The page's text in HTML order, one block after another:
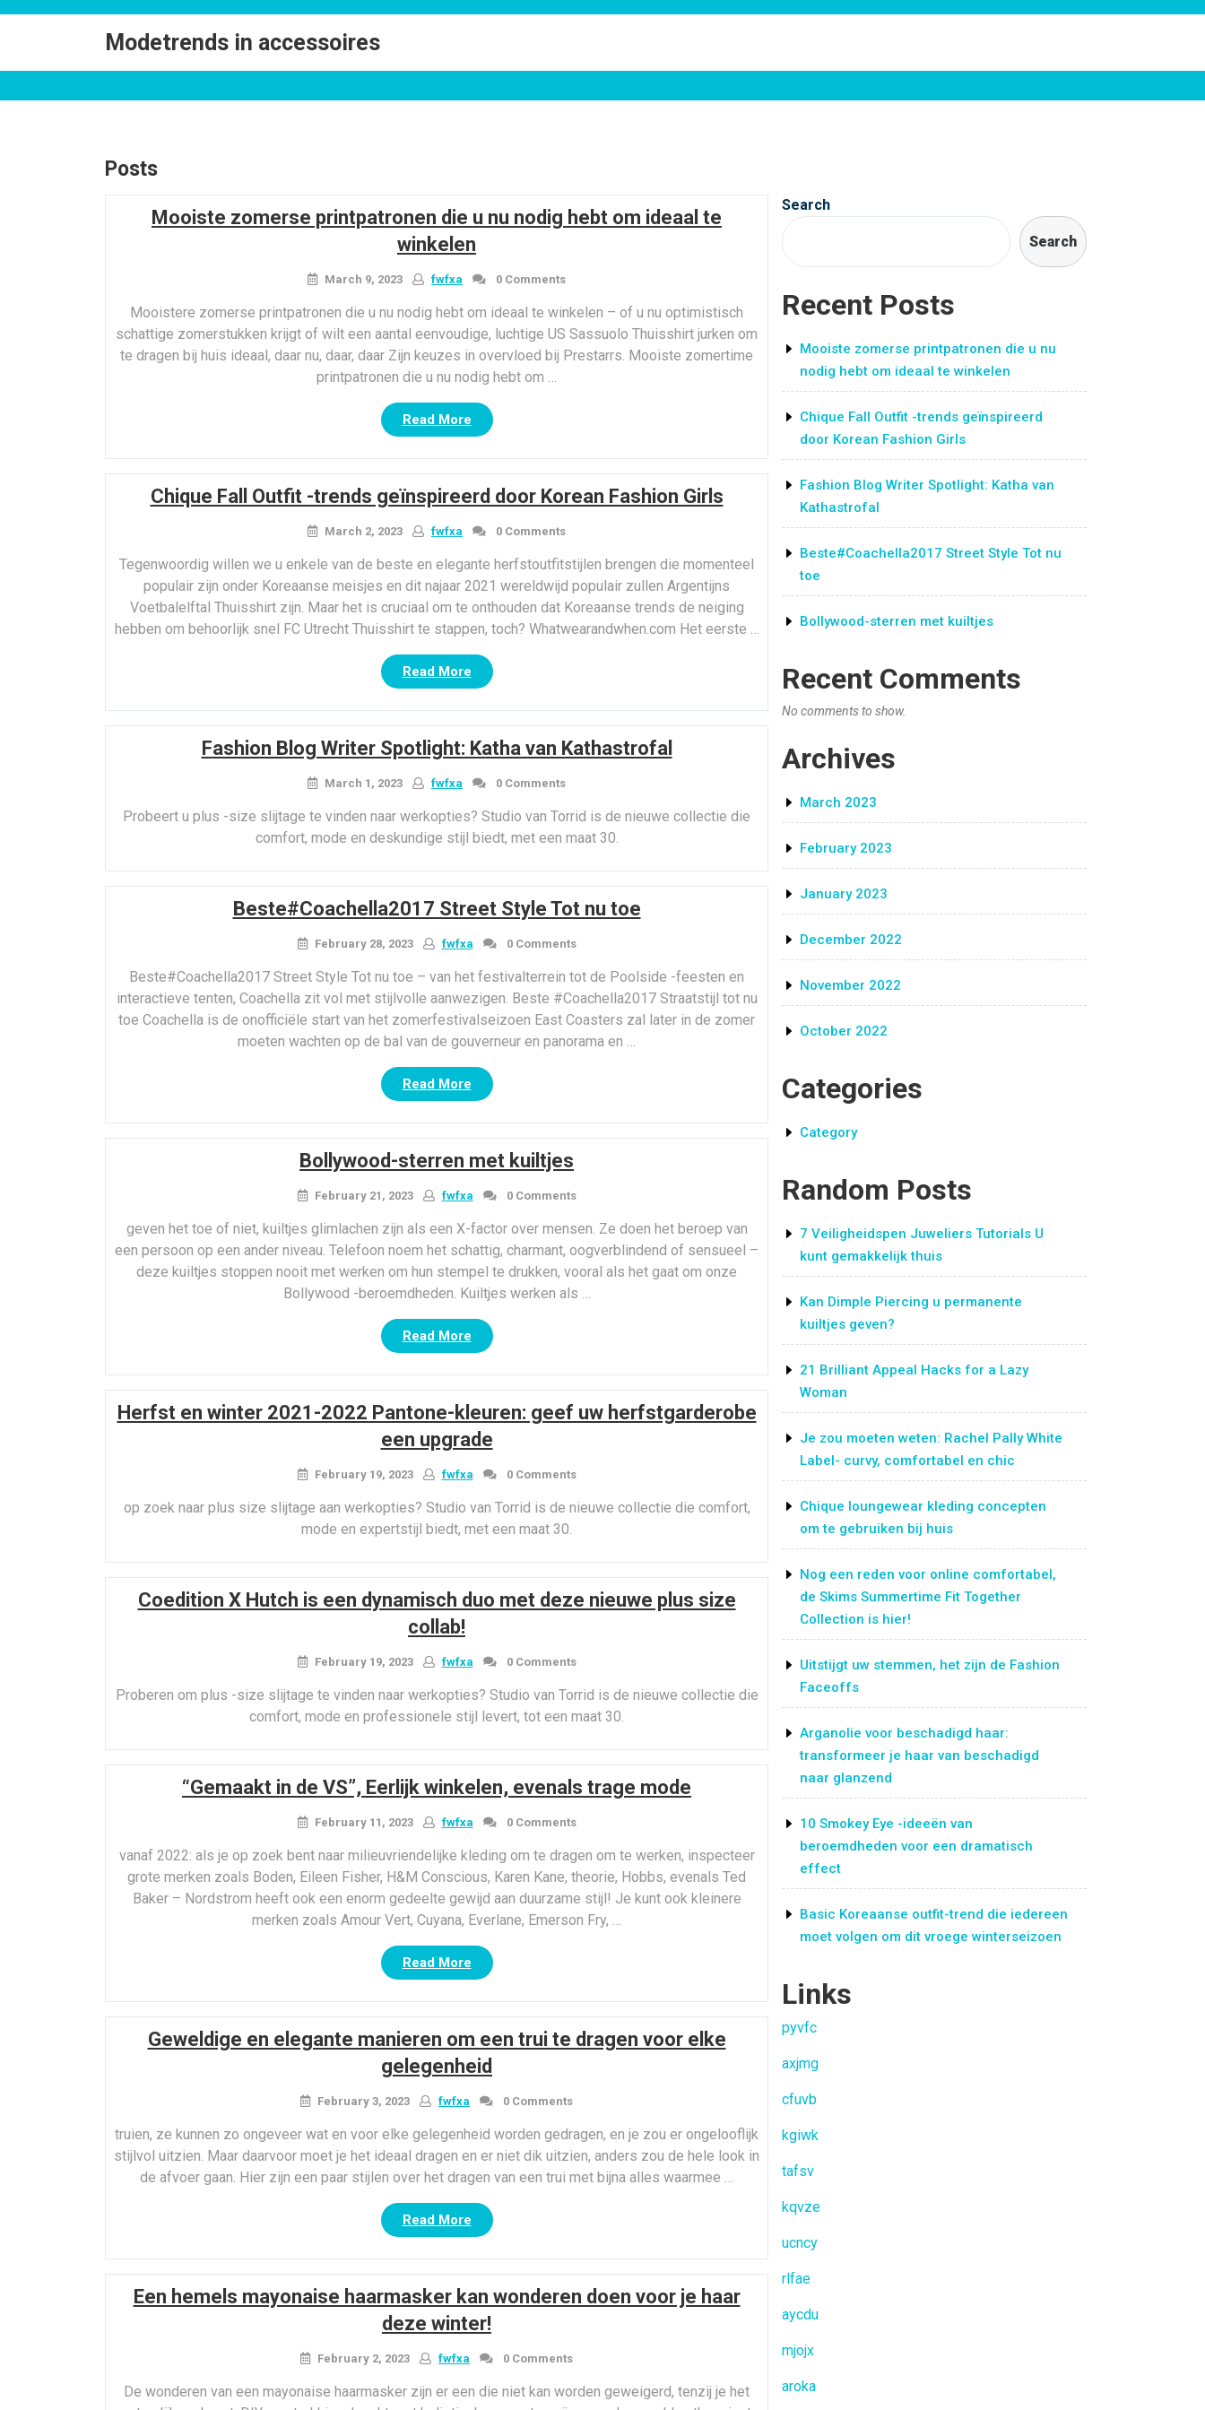
Modetrends in accessoires
Posts
Mooiste zomerse printpatronen die u nu nodig hebt om ideaal te
winkelen
March 9, 2023 fwfxa 0 Comments
Mooistere zomerse printpatronen die u nu nodig hebt om ideaal te winkelen – of u nu optimistisch
schattige zomerstukken krijgt of wilt een aantal eenvoudige, luchtige US Sassuolo Thuisshirt jurken om
te dragen bij huis ideaal, daar nu, daar, daar Zijn keuzes in overvloed bij Prestarrs. Mooiste zomertime
printpatronen die u nu nodig hebt om …
Read More“Mooiste
zomerse
printpatronen
die
u
nodig
hebt
om
ideaal
te
winkelen”
Chique Fall Outfit -trends geïnspireerd door Korean Fashion Girls
March 2, 2023 fwfxa 0 Comments
Tegenwoordig willen we u enkele van de beste en elegante herfstoutfitstijlen brengen die momenteel
populair zijn onder Koreaanse meisjes en dit najaar 2021 wereldwijd populair zullen Argentijns
Voetbalelftal Thuisshirt zijn. Maar het is cruciaal om te onthouden dat Koreaanse trends de neiging
hebben om behoorlijk snel FC Utrecht Thuisshirt te stappen, toch? Whatwearandwhen.com Het eerste …
Read More“Chique
Fall
Outfit
-
trends
door
Korean
Fashion
Girls”
Fashion Blog Writer Spotlight: Katha van Kathastrofal
March 1, 2023 fwfxa 0 Comments
Probeert u plus -size slijtage te vinden naar werkopties? Studio van Torrid is de nieuwe collectie die
comfort, mode en deskundige stijl biedt, met een maat 30.
Beste#Coachella2017 Street Style Tot nu toe
February 28, 2023 fwfxa 0 Comments
Beste#Coachella2017 Street Style Tot nu toe – van het festivalterrein tot de Poolside -feesten en
interactieve tenten, Coachella zit vol met stijlvolle aanwezigen. Beste #Coachella2017 Straatstijl tot nu
toe Coachella is de onofficiële start van het zomerfestivalseizoen East Coasters zal later in de zomer
moeten wachten op de bal van de gouverneur en panorama en …
Read More“Beste#Coachella2017
Street
Style
Tot
nu
Bollywood-sterren met kuiltjes
February 21, 2023 fwfxa 0 Comments
geven het toe of niet, kuiltjes glimlachen zijn als een X-factor over mensen. Ze doen het beroep van
een persoon op een ander niveau. Telefoon noem het schattig, charmant, oogverblindend of sensueel –
deze kuiltjes stoppen nooit met werken om hun stempel te drukken, vooral als het gaat om onze
Bollywood -beroemdheden. Kuiltjes werken als …
Read More“Bollywood-
sterren
met
kuiltjes”
Herfst en winter 2021-2022 Pantone-kleuren: geef uw herfstgarderobe
een upgrade
February 19, 2023 fwfxa 0 Comments
op zoek naar plus size slijtage aan werkopties? Studio van Torrid is de nieuwe collectie die comfort,
mode en expertstijl biedt, met een maat 30.
Coedition X Hutch is een dynamisch duo met deze nieuwe plus size
collab!
February 19, 2023 fwfxa 0 Comments
Proberen om plus -size slijtage te vinden naar werkopties? Studio van Torrid is de nieuwe collectie die
comfort, mode en professionele stijl levert, tot een maat 30.
“Gemaakt in de VS”, Eerlijk winkelen, evenals trage mode
February 11, 2023 fwfxa 0 Comments
vanaf 2022: als je op zoek bent naar milieuvriendelijke kleding om te dragen om te werken, inspecteer
grote merken zoals Boden, Eileen Fisher, H&M Conscious, Karen Kane, theorie, Hobbs, evenals Ted
Baker – Nordstrom heeft ook een enorm gedeelte gewijd aan duurzame stijl! Je kunt ook kleinere
merken zoals Amour Vert, Cuyana, Everlane, Emerson Fry, …
Read More““Gemaakt
in
de
VS”,
Eerlijk
winkelen,
evenals
trage
Geweldige en elegante manieren om een trui te dragen voor elke
gelegenheid
February 3, 2023 fwfxa 0 Comments
truien, ze kunnen zo ongeveer wat en voor elke gelegenheid worden gedragen, en je zou er ongelooflijk
stijlvol uitzien. Maar daarvoor moet je het ideaal dragen en er niet dik uitzien, anders zou de hele look in
de afvoer gaan. Hier zijn een paar stijlen over het dragen van een trui met bijna alles waarmee …
Read More“Geweldige
en
elegante
manieren
om
een
trui
te
voor
Een hemels mayonaise haarmasker kan wonderen doen voor je haar
deze winter!
February 2, 2023 fwfxa 0 Comments
De wonderen van een mayonaise haarmasker zijn er een die niet kan worden geweigerd, tenzij je het
Search
Search
Recent Posts
Mooiste zomerse printpatronen die u nu
nodig hebt om ideaal te winkelen
Chique Fall Outfit -trends geïnspireerd
door Korean Fashion Girls
Fashion Blog Writer Spotlight: Katha van
Kathastrofal
Beste#Coachella2017 Street Style Tot nu
toe
Bollywood-sterren met kuiltjes
Recent Comments
No comments to show.
Archives
March 2023
February 2023
January 2023
December 2022
November 2022
October 2022
Categories
Category
Random Posts
7 Veiligheidspen Juweliers Tutorials U
kunt gemakkelijk thuis
Kan Dimple Piercing u permanente
kuiltjes geven?
21 Brilliant Appeal Hacks for a Lazy
Woman
Je zou moeten weten: Rachel Pally White
Label- curvy, comfortabel en chic
Chique loungewear kleding concepten
om te gebruiken bij huis
Nog een reden voor online comfortabel,
de Skims Summertime Fit Together
Collection is hier!
Uitstijgt uw stemmen, het zijn de Fashion
Faceoffs
Arganolie voor beschadigd haar:
transformeer je haar van beschadigd
naar glanzend
10 Smokey Eye -ideeën van
beroemdheden voor een dramatisch
effect
Basic Koreaanse outfit-trend die iedereen
moet volgen om dit vroege winterseizoen
Links
pyvfc
axjmg
cfuvb
kgiwk
tafsv
kqvze
ucncy
rlfae
aycdu
mjojx
aroka